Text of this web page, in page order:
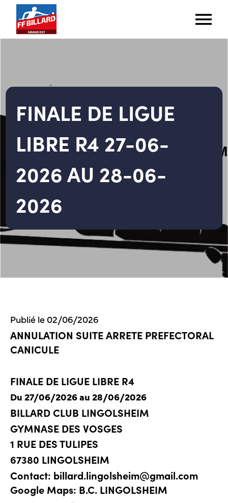
FINALE DE LIGUE
LIBRE R4 27-06-
2026 AU 28-06-
2026
Publié le 02/06/2026
ANNULATION SUITE ARRETE PREFECTORAL
CANICULE
FINALE DE LIGUE LIBRE R4
Du 27/06/2026 au 28/06/2026
BILLARD CLUB LINGOLSHEIM
GYMNASE DES VOSGES
1 RUE DES TULIPES
67380 LINGOLSHEIM
Contact: billard.lingolsheim@gmail.com
Google Maps: B.C. LINGOLSHEIM